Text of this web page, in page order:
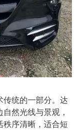
传统的一部分。达
然光线与景观，
秩序清晰，适合短